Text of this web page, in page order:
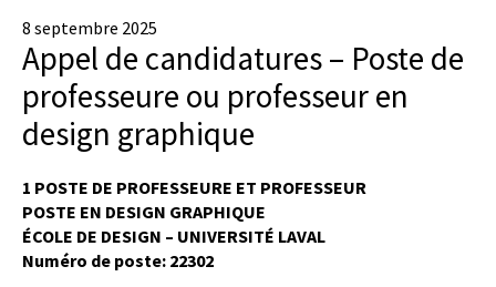
8 septembre 2025
Appel de candidatures – Poste de
professeure ou professeur en
design graphique
1 POSTE DE PROFESSEURE ET PROFESSEUR
POSTE EN DESIGN GRAPHIQUE
ÉCOLE DE DESIGN – UNIVERSITÉ LAVAL
Numéro de poste: 22302